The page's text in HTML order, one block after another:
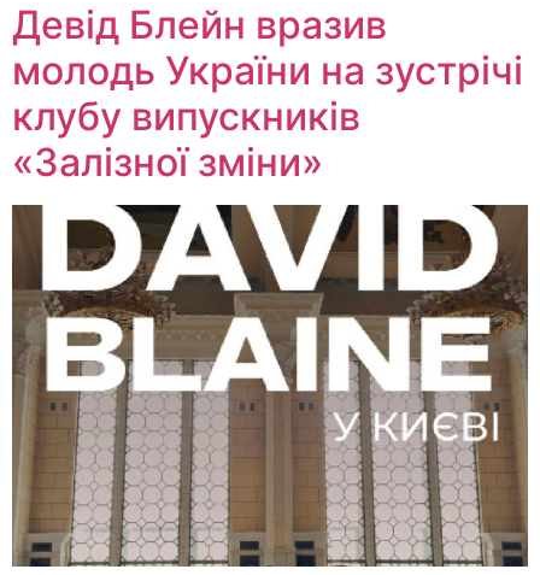
Девід Блейн вразив
молодь України на зустрічі
клубу випускників
«Залізної зміни»